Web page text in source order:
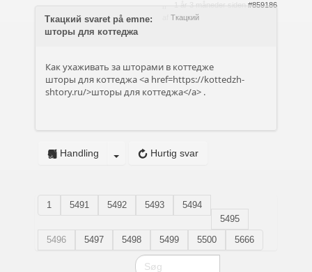
1 år 3 måneder siden
#859186
Ткацкий
Ткацкий svaret på emne:
шторы для коттеджа
Как ухаживать за шторами в коттедже
шторы для коттеджа <a href=https://kottedzh-
shtory.ru/>шторы для коттеджа</a> .
Hurtig svar
Handling
1 5491 5492 5493
5494
5495
5496
5497 5498 5499 5500 5666